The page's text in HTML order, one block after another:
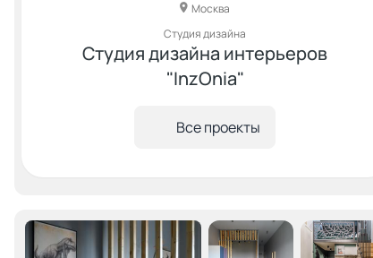
Москва
Студия дизайна
Студия дизайна интерьеров
"InzOnia"
Все проекты